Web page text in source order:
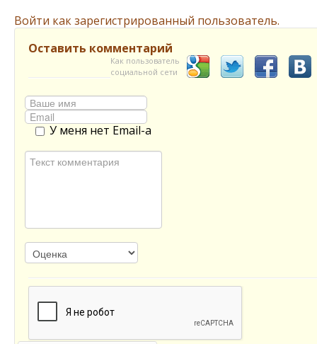
Войти как зарегистрированный пользователь.
Оставить комментарий
Как пользователь
социальной сети
У меня нет Email-а